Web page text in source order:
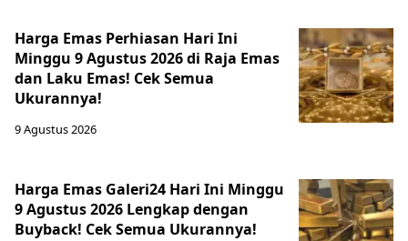
Harga Emas Perhiasan Hari Ini
Minggu 9 Agustus 2026 di Raja Emas
dan Laku Emas! Cek Semua
Ukurannya!
9 Agustus 2026
Harga Emas Galeri24 Hari Ini Minggu
9 Agustus 2026 Lengkap dengan
Buyback! Cek Semua Ukurannya!